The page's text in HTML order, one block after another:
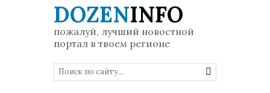
DOZENINFO
пожалуй, лучший новостной
портал в твоем регионе